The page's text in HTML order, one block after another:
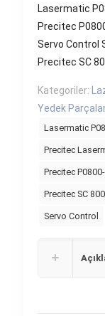
Lasermatic
Precitec
Servo Control
Precitec SC
Kategoriler:
Yedek
Lasermatic
Precitec
Precitec
Precitec SC
Servo Control